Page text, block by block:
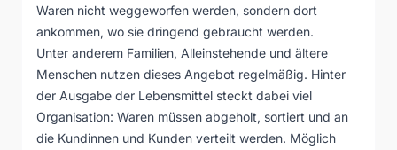
Waren nicht weggeworfen werden, sondern dort
ankommen, wo sie dringend gebraucht werden.
Unter anderem Familien, Alleinstehende und ältere
Menschen nutzen dieses Angebot regelmäßig. Hinter
der Ausgabe der Lebensmittel steckt dabei viel
Organisation: Waren müssen abgeholt, sortiert und an
die Kundinnen und Kunden verteilt werden. Möglich